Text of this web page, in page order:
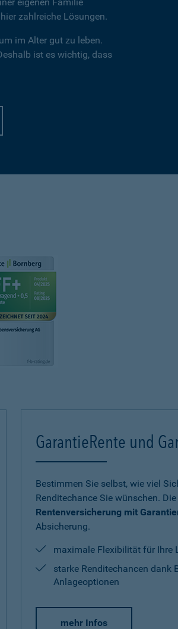
zahlreiche Lösungen.
im Alter gut zu leben.
ist es wichtig, dass
GarantieRente und
Bestimmen Sie selbst, wie viel
Renditechance Sie wünschen. Die
Rentenversicherung mit
Absicherung.
maximale Flexibilität für Ihre
starke Renditechancen dank
Anlageoptionen
mehr Infos